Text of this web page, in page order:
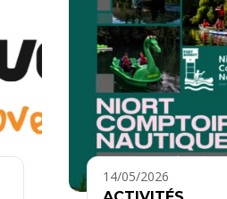
14/05/2026